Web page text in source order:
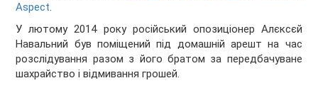
Aspect.
У лютому 2014 року російський опозиціонер Алєксєй
Навальний був поміщений під домашній арешт на час
розслідування разом з його братом за передбачуване
шахрайство і відмивання грошей.